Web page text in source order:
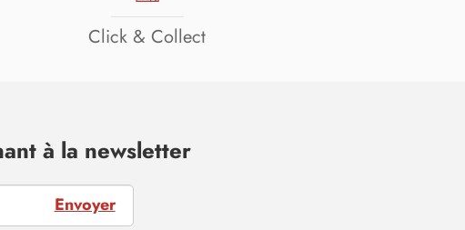
Click & Collect
à la newsletter
Envoyer